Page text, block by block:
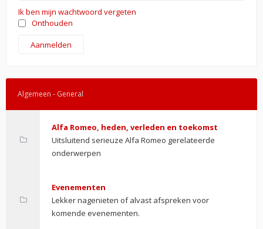
Ik ben mijn wachtwoord vergeten
Onthouden
Algemeen - General
Alfa Romeo, heden, verleden en toekomst
Uitsluitend serieuze Alfa Romeo gerelateerde
onderwerpen
Evenementen
Lekker nagenieten of alvast afspreken voor
komende evenementen.